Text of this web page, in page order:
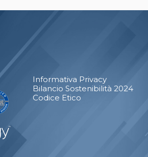
Informativa Privacy
Bilancio Sostenibilità 2024
Codice Etico